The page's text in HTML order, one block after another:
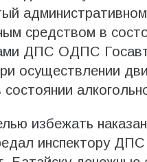
средством в
ДПС ОДПС
осуществлении
состоянии
избежать
инспектору